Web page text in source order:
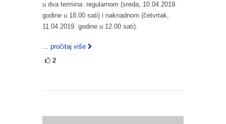
u dva termina: regularnom (sreda, 10.04.2019.
godine u 18.00 sati) i naknadnom (četvrtak,
11.04.2019. godine u 12.00 sati).
... pročitaj više
2